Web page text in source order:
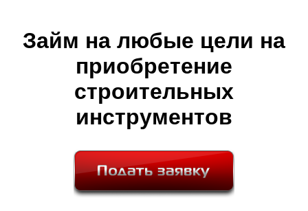
Займ на любые цели на
приобретение
строительных
инструментов